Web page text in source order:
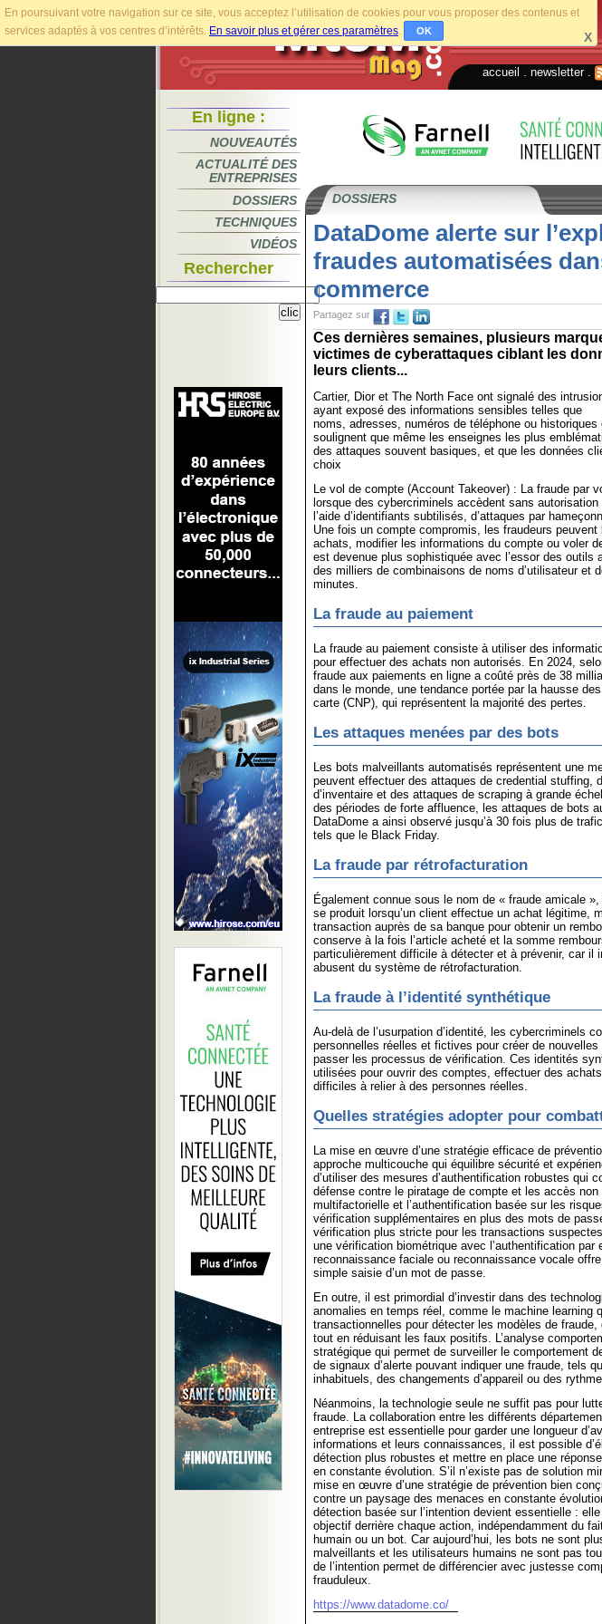
En poursuivant votre navigation sur ce site, vous acceptez l’utilisation de cookies pour vous proposer des contenus et
services adaptés à vos centres d’intérêts. En savoir plus et gérer ces paramètres. OK X
accueil newsletter.
En ligne :
NOUVEAUTÉS
ACTUALITÉ DES
ENTREPRISES
DOSSIERS
TECHNIQUES
VIDÉOS
Rechercher
DOSSIERS
DataDome alerte sur
fraudes automatisées
commerce
Partagez sur
Ces dernières semaines, plusieurs
victimes de cyberattaques ciblant les
leurs clients...
Cartier, Dior et The North Face ont signalé des
ayant exposé des informations sensibles telles que
noms, adresses, numéros de téléphone ou historiques
soulignent que même les enseignes les plus
des attaques souvent basiques, et que les données
choix
Le vol de compte (Account Takeover) : La fraude par
lorsque des cybercriminels accèdent sans
l’aide d’identifiants subtilisés, d’attaques par
Une fois un compte compromis, les fraudeurs peuvent
achats, modifier les informations du compte ou voler
est devenue plus sophistiquée avec l’essor des outils
des milliers de combinaisons de noms d’utilisateur et
minutes.
La fraude au paiement
La fraude au paiement consiste à utiliser des
pour effectuer des achats non autorisés. En 2024,
fraude aux paiements en ligne a coûté près de 38
dans le monde, une tendance portée par la hausse
carte (CNP), qui représentent la majorité des pertes.
Les attaques menées par des bots
Les bots malveillants automatisés représentent une
peuvent effectuer des attaques de credential stuffing,
d’inventaire et des attaques de scraping à grande
des périodes de forte affluence, les attaques de bots
DataDome a ainsi observé jusqu’à 30 fois plus de
tels que le Black Friday.
La fraude par rétrofacturation
Également connue sous le nom de « fraude amicale
se produit lorsqu’un client effectue un achat légitime,
transaction auprès de sa banque pour obtenir un
conserve à la fois l’article acheté et la somme
particulièrement difficile à détecter et à prévenir, car il
abusent du système de rétrofacturation.
La fraude à l’identité synthétique
Au-delà de l’usurpation d’identité, les cybercriminels
personnelles réelles et fictives pour créer de
passer les processus de vérification. Ces identités
utilisées pour ouvrir des comptes, effectuer des
difficiles à relier à des personnes réelles.
Quelles stratégies adopter pour
La mise en œuvre d’une stratégie efficace de
approche multicouche qui équilibre sécurité et
d’utiliser des mesures d’authentification robustes qui
défense contre le piratage de compte et les accès non
multifactorielle et l’authentification basée sur les
vérification supplémentaires en plus des mots de
vérification plus stricte pour les transactions
une vérification biométrique avec l’authentification par
reconnaissance faciale ou reconnaissance vocale
simple saisie d’un mot de passe.
En outre, il est primordial d’investir dans des
anomalies en temps réel, comme le machine learning
transactionnelles pour détecter les modèles de
tout en réduisant les faux positifs. L’analyse
stratégique qui permet de surveiller le comportement
de signaux d’alerte pouvant indiquer une fraude, tels
inhabituels, des changements d’appareil ou des
Néanmoins, la technologie seule ne suffit pas pour
fraude. La collaboration entre les différents
entreprise est essentielle pour garder une longueur
informations et leurs connaissances, il est possible
détection plus robustes et mettre en place une
en constante évolution. S’il n’existe pas de solution
mise en œuvre d’une stratégie de prévention bien
contre un paysage des menaces en constante
détection basée sur l’intention devient essentielle :
objectif derrière chaque action, indépendamment du
humain ou un bot. Car aujourd’hui, les bots ne sont
malveillants et les utilisateurs humains ne sont pas
de l’intention permet de différencier avec justesse
frauduleux.
https://www.datadome.co/